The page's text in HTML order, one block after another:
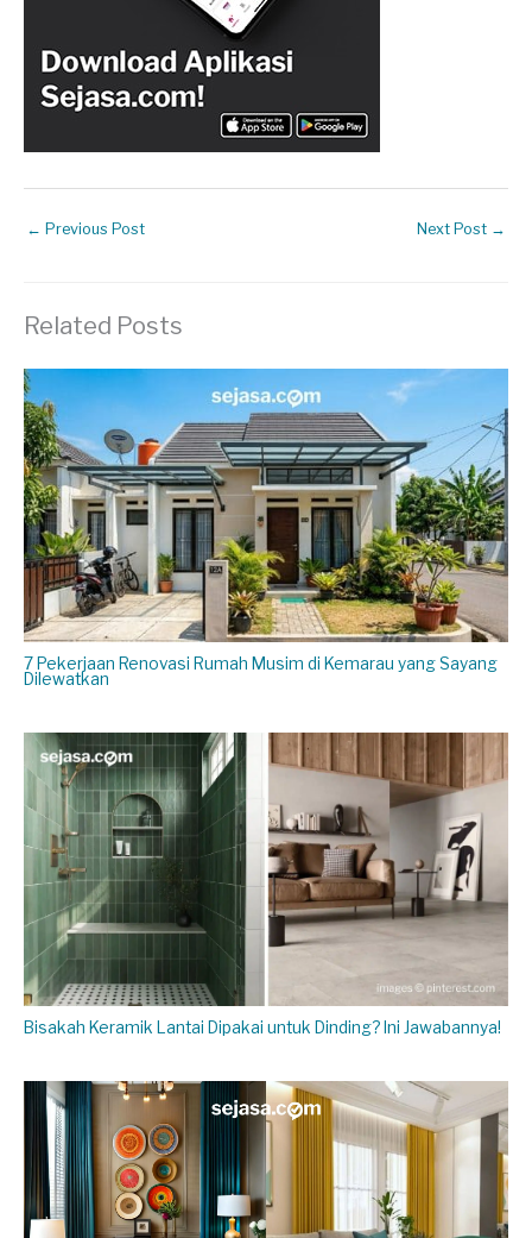
← Previous Post Next Post →
Related Posts
7 Pekerjaan Renovasi Rumah Musim di Kemarau yang Sayang
Dilewatkan
Bisakah Keramik Lantai Dipakai untuk Dinding? Ini Jawabannya!